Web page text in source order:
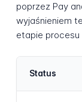
poprzez Pay
wyjaśnieniem
etapie procesu
Status